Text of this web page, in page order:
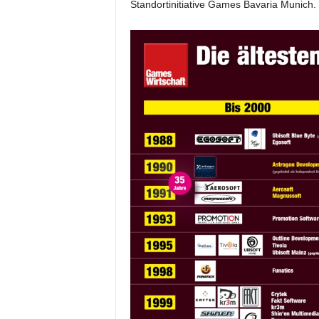
Standortinitiative Games Bavaria Munich.